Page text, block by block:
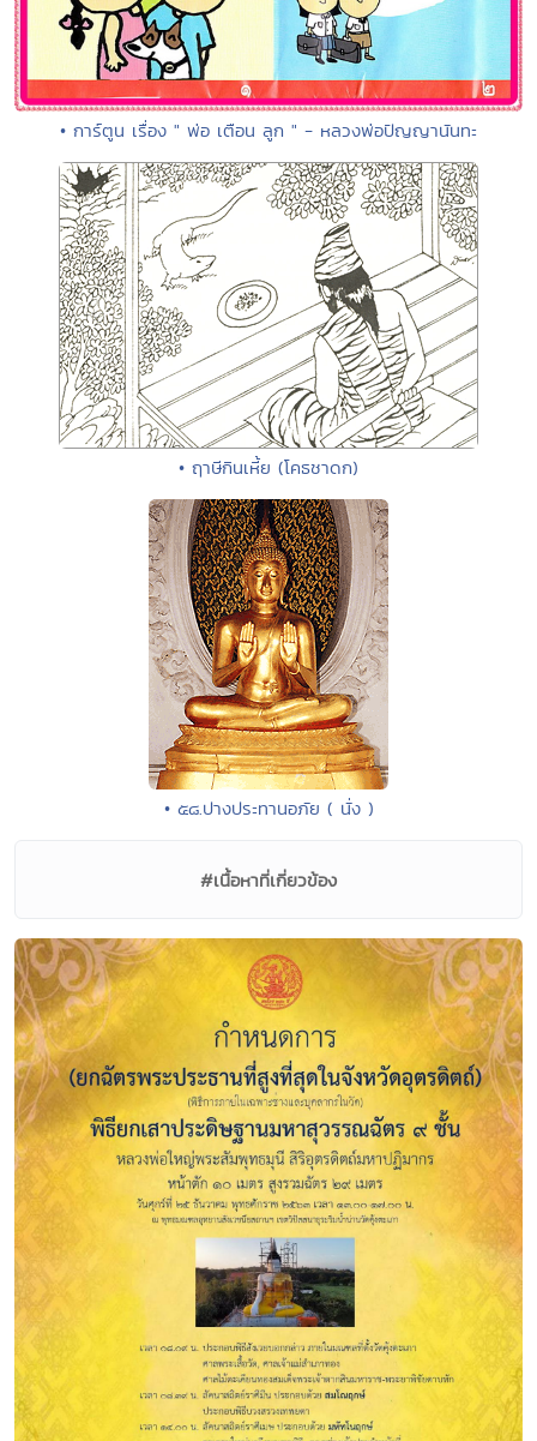
• การ์ตูน เรื่อง " พ่อ เตือน ลูก " - หลวงพ่อปัญญานันทะ
• ฤาษีกินเหี้ย (โคธชาดก)
• ๕๘.ปางประทานอภัย ( นั่ง )
#เนื้อหาที่เกี่ยวข้อง